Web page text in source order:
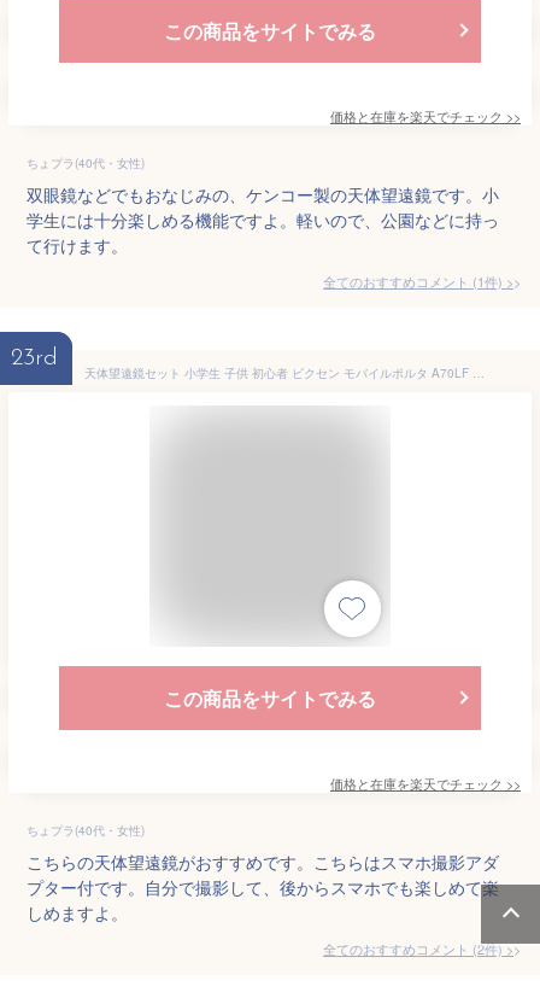
この商品をサイトでみる
価格と在庫を楽天でチェック >>
ちょプラ(40代・女性)
双眼鏡などでもおなじみの、ケンコー製の天体望遠鏡です。小
学生には十分楽しめる機能ですよ。軽いので、公園などに持っ
て行けます。
全てのおすすめコメント (1件) >
23rd
天体望遠鏡セット 小学生 子供 初心者 ビクセン モバイルポルタ A70LF スマホ撮影アダプター付 スマホホルダー カメラアダプター 天体観測
この商品をサイトでみる
価格と在庫を楽天でチェック >>
ちょプラ(40代・女性)
こちらの天体望遠鏡がおすすめです。こちらはスマホ撮影アダ
プター付です。自分で撮影して、後からスマホでも楽しめて楽
しめますよ。
全てのおすすめコメント (2件)>